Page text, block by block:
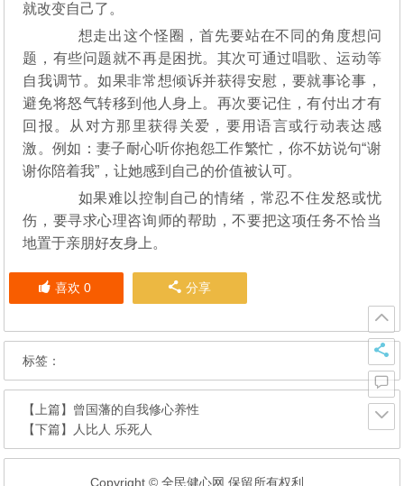
就改变自己了。
想走出这个怪圈，首先要站在不同的角度想问
题，有些问题就不再是困扰。其次可通过唱歌、运动等
自我调节。如果非常想倾诉并获得安慰，要就事论事，
避免将怒气转移到他人身上。再次要记住，有付出才有
回报。从对方那里获得关爱，要用语言或行动表达感
激。例如：妻子耐心听你抱怨工作繁忙，你不妨说句“谢
谢你陪着我”，让她感到自己的价值被认可。
如果难以控制自己的情绪，常忍不住发怒或忧
伤，要寻求心理咨询师的帮助，不要把这项任务不恰当
地置于亲朋好友身上。
喜欢 0 分享
标签：
【上篇】 曾国藩的自我修心养性
【下篇】
人比人 乐死人
Copyright © 全民健心网 保留所有权利.